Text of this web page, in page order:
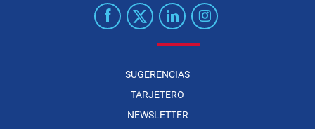
SUGERENCIAS
TARJETERO
NEWSLETTER